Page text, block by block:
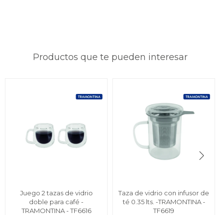
Productos que te pueden interesar
Juego 2 tazas de vidrio
doble para café -
TRAMONTINA - TF6616
Taza de vidrio con infusor de
té 0.35 lts. -TRAMONTINA -
TF6619